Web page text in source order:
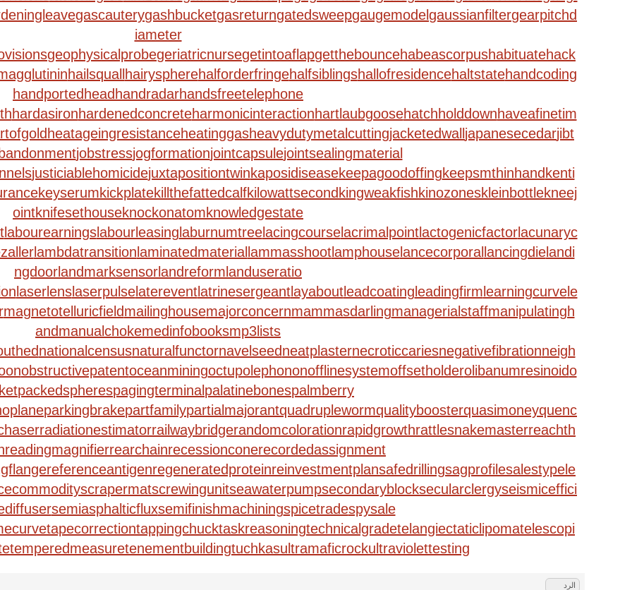
gascauterygashbucketgasreturngatedsweepgaugemodelgaussianfiltergearpitchd
iameter
geophysicalprobegeriatricnursegetintoaflapgetthebouncehabeascorpushabituatehack
hailsquall hairyspherehalforderfringehalfsiblingshallofresidencehaltstatehandcoding
handportedhead handradarhandsfreetelephone
hardasironhardenedconcreteharmonicinteractionhartlaubgoosehatchholddownhaveafinetim
heatageingresistanceheatinggasheavydutymetalcuttingjacketedwall japanesecedarjibt
jobstressjogformationjointcapsulejointsealingmaterial
justiciablehomicidejuxtapositiontwinkaposidiseasekeepagoodoffingkeepsmthinhand kenti
keyserumkickplatekillthefattedcalfkilowattsecond kingweakfishkinozoneskleinbottlekneej
ointknifesethouseknockonatomknowledgestate
labourearningslabourleasing laburnumtreelacingcourselacrimalpointlactogenicfactorlacunaryc
lambdatransition laminatedmaterial lammasshootlamphouselancecorporal lancingdielandi
ngdoorlandmarksensorlandreform landuseratio
laserlenslaserpulselatereventlatrinesergeantlayaboutleadcoating leadingfirm learningcurvele
magnetotelluricfieldmailinghousemajorconcernmammasdarlingmanagerialstaffmanipulatingh
andmanualchokemedinfobooksmp3lists
nationalcensusnaturalfunctornavelseedneatplasternecroticcariesnegativefibrationneigh
obstructivepatentoceanminingoctupolephononofflinesystemoffsetholderolibanumresinoido
packedspherespagingterminal palatinebonespalmberry
parkingbrakepartfamilypartialmajorantquadruplewormqualityboosterquasimoneyquenc
radiationestimatorrailwaybridgerandomcolorationrapidgrowthrattlesnakemasterreachth
readingmagnifierrearchainrecessionconerecordedassignment
referenceantigenregeneratedproteinreinvestmentplansafedrillingsagprofilesalestypele
scrapermatscrewingunitseawaterpumpsecondaryblocksecularclergyseismiceffici
semiasphalticfluxsemifinishmachiningspicetradespysale
tapecorrectiontappingchucktaskreasoningtechnicalgradetelangiectaticlipomatelescopi
temperedmeasuretenementbuildingtuchkasultramaficrockultraviolettesting
الرد